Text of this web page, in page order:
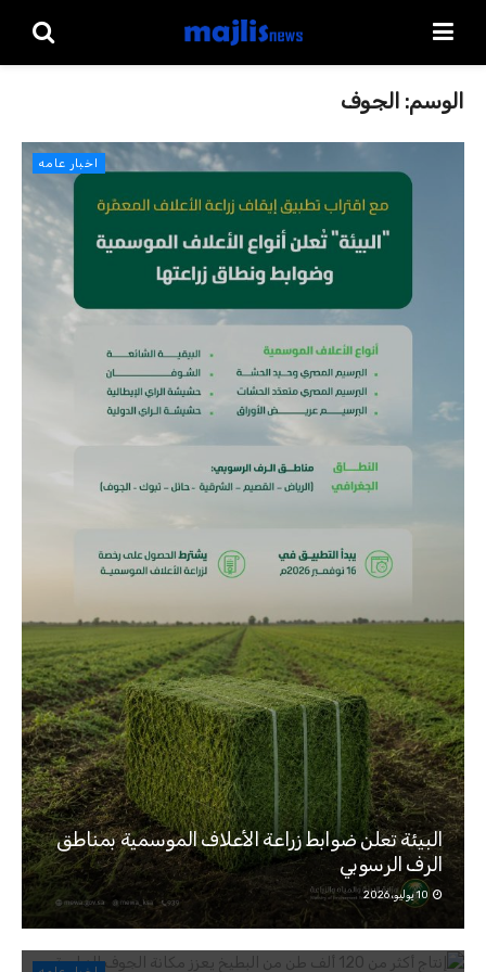
الوسم: الجوف
اخبار عامه
البيئة تعلن ضوابط زراعة الأعلاف الموسمية بمناطق
الرف الرسوبي
إنتاج أكثر من 120 ألف طن من البطيخ يعزز مكانة
الجوف الزراعية
الجوف.. 10 ملايين شجرة ترفد الأسواق بأكثر من